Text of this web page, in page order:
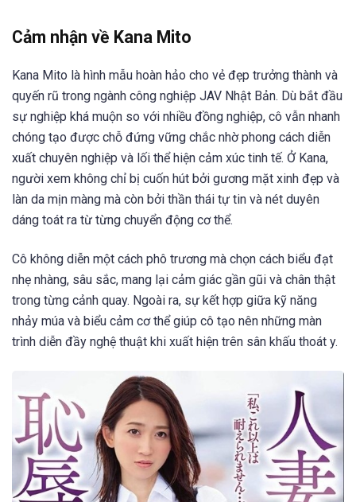
Cảm nhận về Kana Mito
Kana Mito là hình mẫu hoàn hảo cho vẻ đẹp trưởng thành và
quyến rũ trong ngành công nghiệp JAV Nhật Bản. Dù bắt đầu
sự nghiệp khá muộn so với nhiều đồng nghiệp, cô vẫn nhanh
chóng tạo được chỗ đứng vững chắc nhờ phong cách diễn
xuất chuyên nghiệp và lối thể hiện cảm xúc tinh tế. Ở Kana,
người xem không chỉ bị cuốn hút bởi gương mặt xinh đẹp và
làn da mịn màng mà còn bởi thần thái tự tin và nét duyên
dáng toát ra từ từng chuyển động cơ thể.
Cô không diễn một cách phô trương mà chọn cách biểu đạt
nhẹ nhàng, sâu sắc, mang lại cảm giác gần gũi và chân thật
trong từng cảnh quay. Ngoài ra, sự kết hợp giữa kỹ năng
nhảy múa và biểu cảm cơ thể giúp cô tạo nên những màn
trình diễn đầy nghệ thuật khi xuất hiện trên sân khấu thoát y.